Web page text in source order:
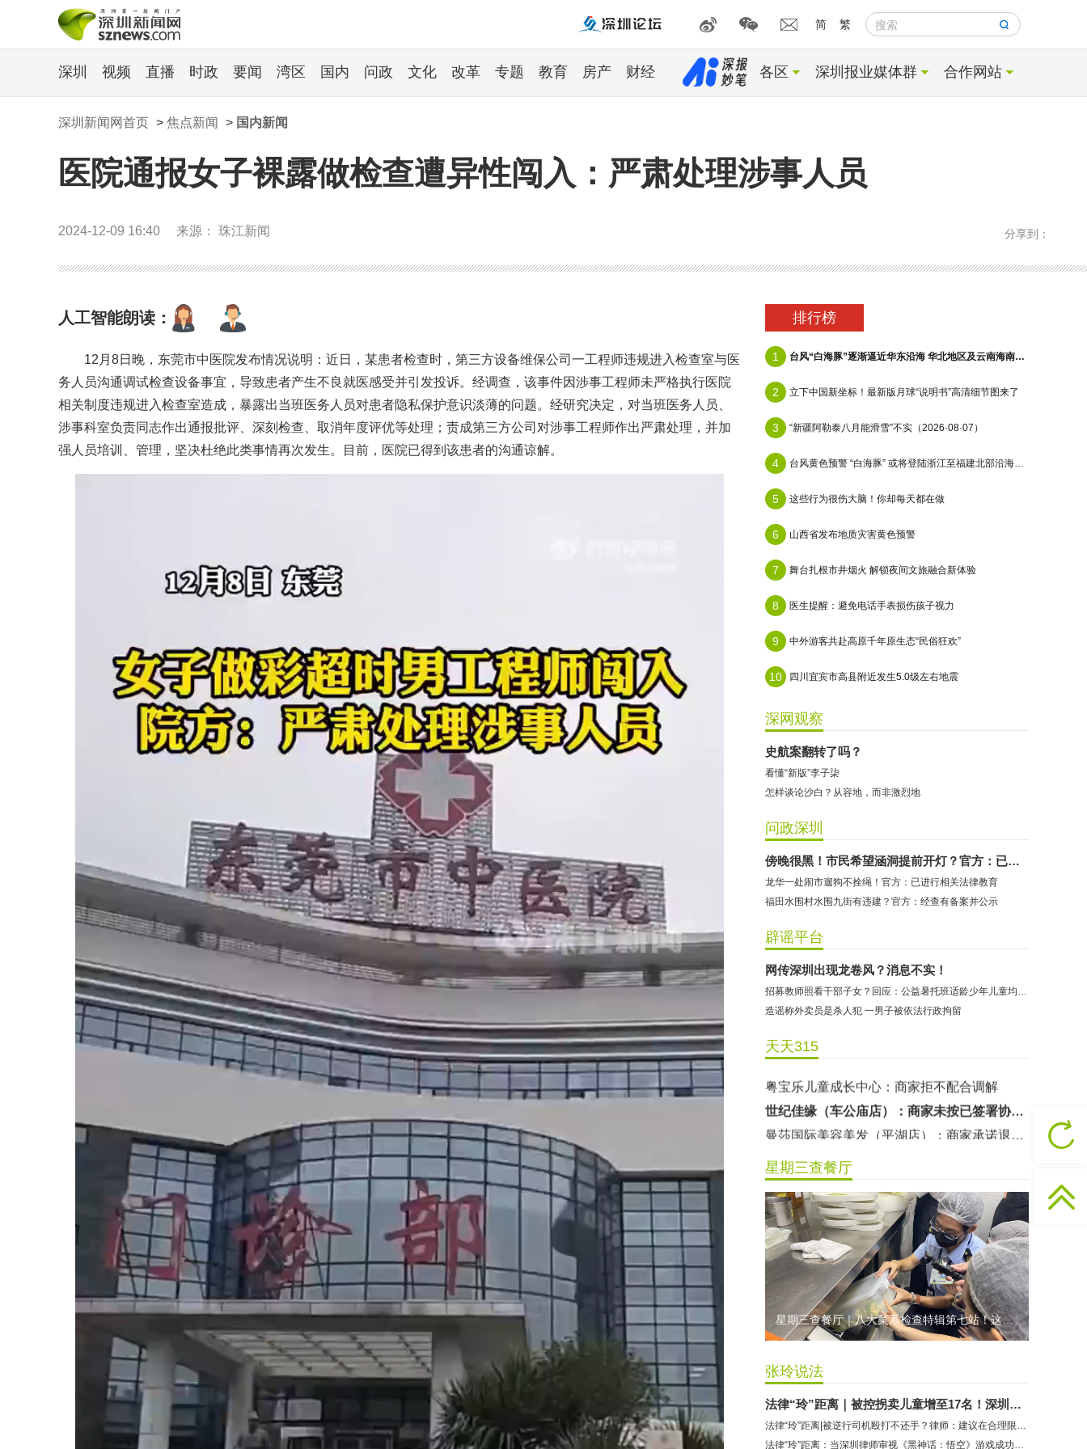
简 繁 搜索
深圳 视频 直播 时政 要闻 湾区 国内 问政 文化 改革 专题 教育 房产 财经 各区 深圳报业媒体群 合作网站
深圳新闻网首页 > 焦点新闻 > 国内新闻
医院通报女子裸露做检查遭异性闯入：严肃处理涉事人员
2024-12-09 16:40 来源： 珠江新闻 分享到：
人工智能朗读：
12月8日晚，东莞市中医院发布情况说明：近日，某患者检查时，第三方设备维保公司一工程师违规进入检查室与医
务人员沟通调试检查设备事宜，导致患者产生不良就医感受并引发投诉。经调查，该事件因涉事工程师未严格执行医院
相关制度违规进入检查室造成，暴露出当班医务人员对患者隐私保护意识淡薄的问题。经研究决定，对当班医务人员、
涉事科室负责同志作出通报批评、深刻检查、取消年度评优等处理；责成第三方公司对涉事工程师作出严肃处理，并加
强人员培训、管理，坚决杜绝此类事情再次发生。目前，医院已得到该患者的沟通谅解。
排行榜
1 台风“白海豚”逐渐逼近华东沿海 华北地区及云南海南等地有降雨
2 立下中国新坐标！最新版月球“说明书”高清细节图来了
3 “新疆阿勒泰八月能滑雪”不实（2026·08·07）
4 台风黄色预警 “白海豚” 或将登陆浙江至福建北部沿海地区
5 这些行为很伤大脑！你却每天都在做
6 山西省发布地质灾害黄色预警
7 舞台扎根市井烟火 解锁夜间文旅融合新体验
8 医生提醒：避免电话手表损伤孩子视力
9 中外游客共赴高原千年原生态“民俗狂欢”
10 四川宜宾市高县附近发生5.0级左右地震
深网观察
史航案翻转了吗？
看懂“新版”李子柒
怎样谈论沙白？从容地，而非激烈地
问政深圳
傍晚很黑！市民希望涵洞提前开灯？官方：已相应调整
龙华一处闹市遛狗不拴绳！官方：已进行相关法律教育
福田水围村水围九街有违建？官方：经查有备案并公示
辟谣平台
网传深圳出现龙卷风？消息不实！
招募教师照看干部子女？回应：公益暑托班适龄少年儿童均可报名
造谣称外卖员是杀人犯 一男子被依法行政拘留
天天315
哈尔特健身：商家拒不配合调解
龅牙兔儿童情商训练营：商家承诺退费未履行
粤宝乐儿童成长中心：商家拒不配合调解
无上悦动健身：商家停业未退费
龅牙兔儿童情商训练营：商家承诺退费未履行
预付式消费退款难 深圳市消委会公开谴责力美健华联店
元宵佳节，发生了“甜蜜的烦恼”该怎么办？
2021年深圳市消费投诉分析报告出炉 教育培训投诉量增长
星期三查餐厅
星期三查餐厅｜八大菜系检查特辑第七站！这家米其林一星人气闽菜餐厅后厨干净吗？
张玲说法
法律“玲”距离｜被控拐卖儿童增至17名！深圳律师解读余华英案